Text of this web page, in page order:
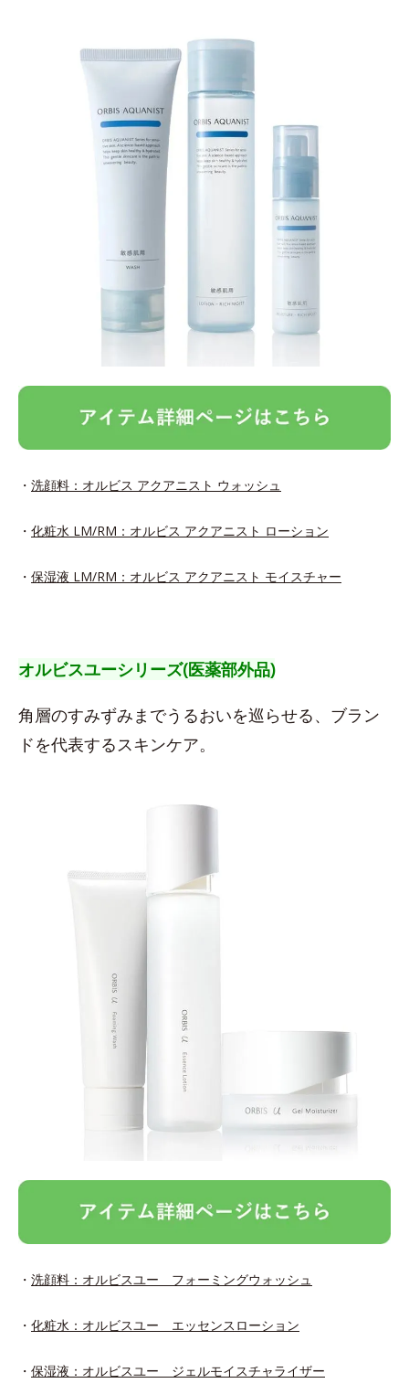
・ 洗顔料：オルビス アクアニスト ウォッシュ
・ 化粧水 LM/RM：オルビス アクアニスト ローション
・ 保湿液 LM/RM：オルビス アクアニスト モイスチャー
オルビスユーシリーズ(医薬部外品)
角層のすみずみまでうるおいを巡らせる、ブラン
ドを代表するスキンケア。
・ 洗顔料：オルビスユー フォーミングウォッシュ
・ 化粧水：オルビスユー エッセンスローション
・ 保湿液：オルビスユー ジェルモイスチャライザー